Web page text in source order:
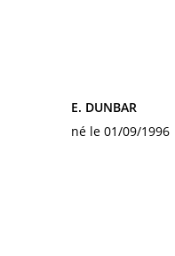
E. DUNBAR
né le 01/09/1996